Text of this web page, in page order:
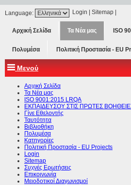
Language: Login Sitemap
Αρχική Σελίδα Τα Νέα μας ISO
Πολυμέσα Πολιτική Προστασία - ΕU
Μενού
Αρχική Σελίδα
Τα Νέα μας
ISO 9001:2015 LRQA
ΕΚΠΑΙΔΕΥΣΟΥ ΣΤΙΣ ΠΡΩΤΕΣ
Γίνε Εθελοντής
Ταυτότητα
Βιβλιοθήκη
Πολυμέσα
Κατηγορίες
Πολιτική Προστασία - ΕU Projects
Login
Sitemap
Συχνές Ερωτήσεις
Επικοινωνία
Μειοδοτικοί Διαγωνισμοί